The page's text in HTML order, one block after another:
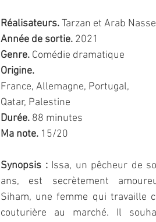
Réalisateurs. Tarzan et Arab
Année de sortie. 2021
Genre. Comédie dramatique
Origine.
France, Allemagne, Portugal,
Qatar, Palestine
Durée. 88 minutes
Ma note. 15/20
Synopsis : Issa, un pêcheur de
ans, est secrètement
Siham, une femme qui travaille
couturière au marché. Il